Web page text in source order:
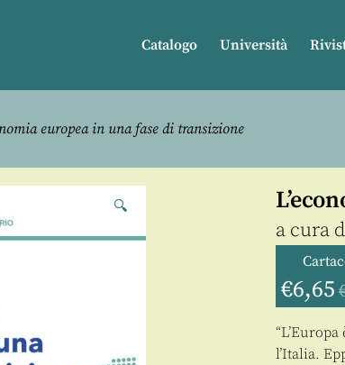
Catalogo Università
europea in una fase di transizione
🔍
a cura
€6,65
l’Italia.